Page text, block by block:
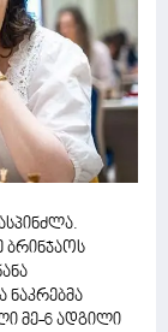
ნაკრებმა
მე-6 ადგილი